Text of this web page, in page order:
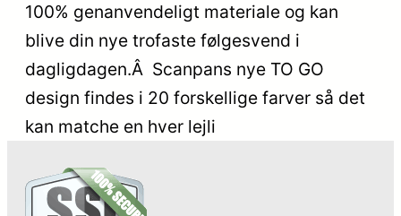
100% genanvendeligt materiale og kan
blive din nye trofaste følgesvend i
dagligdagen.Â Scanpans nye TO GO
design findes i 20 forskellige farver så det
kan matche en hver lejli